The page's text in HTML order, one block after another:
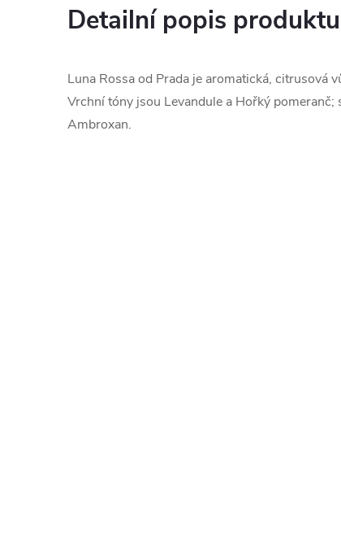
Detailní popis produktu
Luna Rossa od Prada je aromatická, citrusová
Vrchní tóny jsou Levandule a Hořký
Ambroxan.